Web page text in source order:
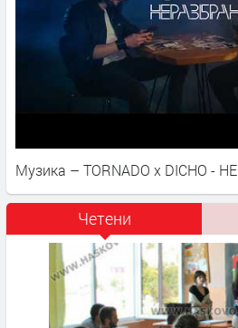
Музика – TORNADO x DICHO -
Четени